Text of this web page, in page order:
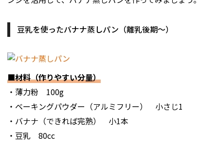
豆乳を使ったバナナ蒸しパン（離乳後期〜）
■材料（作りやすい分量）
・薄力粉 100g
・ベーキングパウダー（アルミフリー） 小さじ1
・バナナ（できれば完熟） 小1本
・豆乳 80cc